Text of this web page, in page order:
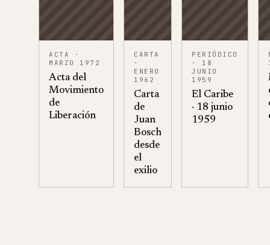
ACTA
·
MARZO 1972
Acta del
Movimiento
de
Liberación
CARTA
·
ENERO
1962
Carta
de
Juan
Bosch
desde
el
exilio
PERIÓDICO
· 18
JUNIO
1959
El Caribe
· 18 junio
1959